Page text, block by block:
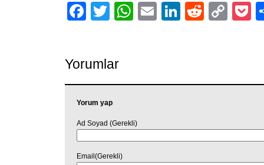
Facebook
TwitterWhatsApp
EmailLinkedIn
Reddit
Yorumlar
Yorum yap
Ad Soyad (Gerekli)
Email(Gerekli)